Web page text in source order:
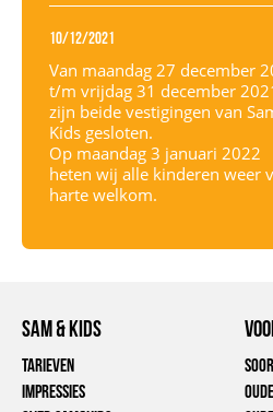
10/12/2021
Van maandag 27 december
t/m vrijdag 31 december
zijn beide vestigingen van
Kids gesloten.
Op maandag 3 januari 2022
heten wij alle kinderen weer
harte welkom.
Sam & Kids
Tarieven
Impressies